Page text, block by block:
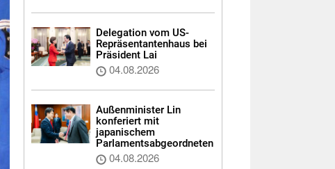
Delegation vom US-
Repräsentantenhaus bei
Präsident Lai
04.08.2026
Außenminister Lin
konferiert mit
japanischem
Parlamentsabgeordneten
04.08.2026